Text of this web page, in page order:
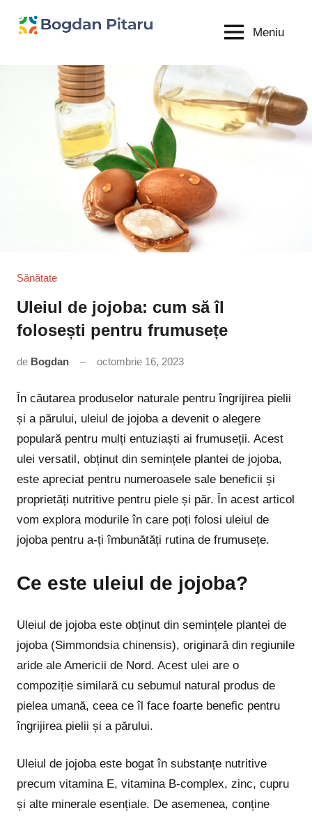
Bogdan
Pitaru
Meniu
Sănătate
Uleiul de jojoba: cum să îl
folosești pentru frumusețe
de Bogdan octombrie 16, 2023
În căutarea produselor naturale pentru îngrijirea pielii
și a părului, uleiul de jojoba a devenit o alegere
populară pentru mulți entuziaști ai frumuseții. Acest
ulei versatil, obținut din semințele plantei de jojoba,
este apreciat pentru numeroasele sale beneficii și
proprietăți nutritive pentru piele și păr. În acest articol
vom explora modurile în care poți folosi uleiul de
jojoba pentru a-ți îmbunătăți rutina de frumusețe.
Ce este uleiul de jojoba?
Uleiul de jojoba este obținut din semințele plantei de
jojoba (Simmondsia chinensis), originară din regiunile
aride ale Americii de Nord. Acest ulei are o
compoziție similară cu sebumul natural produs de
pielea umană, ceea ce îl face foarte benefic pentru
îngrijirea pielii și a părului.
Uleiul de jojoba este bogat în substanțe nutritive
precum vitamina E, vitamina B-complex, zinc, cupru
și alte minerale esențiale. De asemenea, conține